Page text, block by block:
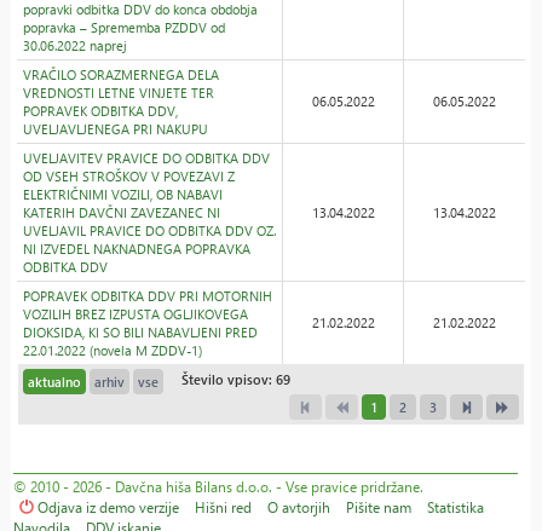
popravki odbitka DDV do konca obdobja
popravka – Sprememba PZDDV od
30.06.2022 naprej
VRAČILO SORAZMERNEGA DELA
VREDNOSTI LETNE VINJETE TER
POPRAVEK ODBITKA DDV,
UVELJAVLJENEGA PRI NAKUPU
06.05.2022 06.05.2022
UVELJAVITEV PRAVICE DO ODBITKA DDV
OD VSEH STROŠKOV V POVEZAVI Z
ELEKTRIČNIMI VOZILI, OB NABAVI
KATERIH DAVČNI ZAVEZANEC NI
UVELJAVIL PRAVICE DO ODBITKA DDV OZ.
NI IZVEDEL NAKNADNEGA POPRAVKA
ODBITKA DDV
13.04.2022 13.04.2022
POPRAVEK ODBITKA DDV PRI MOTORNIH
VOZILIH BREZ IZPUSTA OGLJIKOVEGA
DIOKSIDA, KI SO BILI NABAVLJENI PRED
22.01.2022 (novela M ZDDV-1)
21.02.2022 21.02.2022
aktualno arhiv vse
Število vpisov: 69
1
2 3
© 2010 - 2026 - Davčna hiša Bilans d.o.o. - Vse pravice pridržane.
Odjava iz demo verzije
Hišni red O avtorjih Pišite nam
Statistika